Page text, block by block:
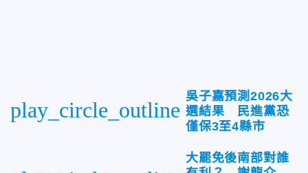
play_circle_outline
吳子嘉預測2026大
選結果 民進黨恐
僅保3至4縣市
大罷免後南部對誰